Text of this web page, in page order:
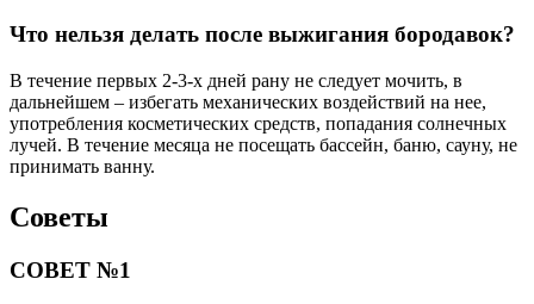
Что нельзя делать после выжигания бородавок?
В течение первых 2-3-х дней рану не следует мочить, в
дальнейшем – избегать механических воздействий на нее,
употребления косметических средств, попадания солнечных
лучей. В течение месяца не посещать бассейн, баню, сауну, не
принимать ванну.
Советы
СОВЕТ №1